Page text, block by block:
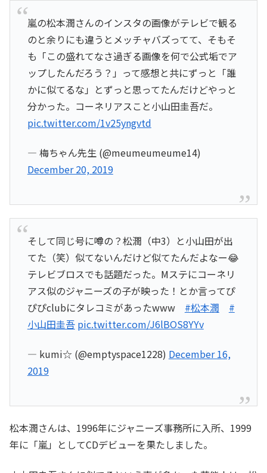
嵐の松本潤さんのインスタの画像がテレビで観る
のと余りにも違うとメッチャバズってて、そもそ
も「この盛れてなさ過ぎる画像を何で公式垢でア
ップしたんだろう？」って感想と共にずっと「誰
かに似てるな」とずっと思ってたんだけどやっと
分かった。コーネリアスこと小山田圭吾だ。
pic.twitter.com/1v25yngvtd
— 梅ちゃん先生 (@meumeumeume14)
December 20, 2019
そして同じ号に噂の？松潤（中3）と小山田が出
てた（笑）似てないんだけど似てたんだよなー😂
テレビブロスでも話題だった。Mステにコーネリ
アス似のジャニーズの子が映った！とか言ってぴ
ぴぴclubにタレコミがあったwww #松本潤
#
小山田圭吾 pic.twitter.com/J6lBOS8YYv
— kumi☆ (@emptyspace1228) December 16,
2019
松本潤さんは、1996年にジャニーズ事務所に入所、1999
年に「嵐」としてCDデビューを果たしました。